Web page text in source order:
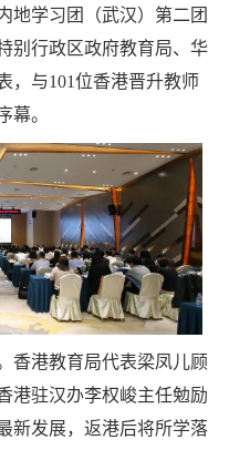
地学习团（武汉）第二团
别行政区政府教育局、华
，与101位香港晋升教师
幕。
香港教育局代表梁凤儿顾
港驻汉办李权峻主任勉励
新发展，返港后将所学落